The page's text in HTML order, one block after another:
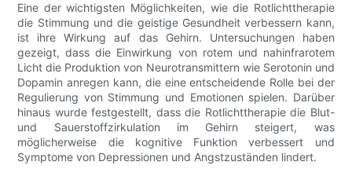
Eine der wichtigsten Möglichkeiten, wie die Rotlichttherapie
die Stimmung und die geistige Gesundheit verbessern kann,
ist ihre Wirkung auf das Gehirn. Untersuchungen haben
gezeigt, dass die Einwirkung von rotem und nahinfrarotem
Licht die Produktion von Neurotransmittern wie Serotonin und
Dopamin anregen kann, die eine entscheidende Rolle bei der
Regulierung von Stimmung und Emotionen spielen. Darüber
hinaus wurde festgestellt, dass die Rotlichttherapie die Blut-
und Sauerstoffzirkulation im Gehirn steigert, was
möglicherweise die kognitive Funktion verbessert und
Symptome von Depressionen und Angstzuständen lindert.